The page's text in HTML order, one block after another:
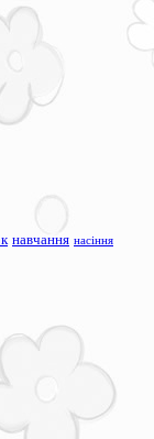
навчання насіння